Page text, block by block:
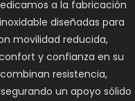
a la fabricación
diseñadas para
movilidad reducida,
y confianza en su
resistencia,
un apoyo sólido